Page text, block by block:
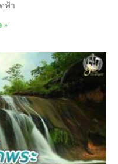
ฟ้า
»